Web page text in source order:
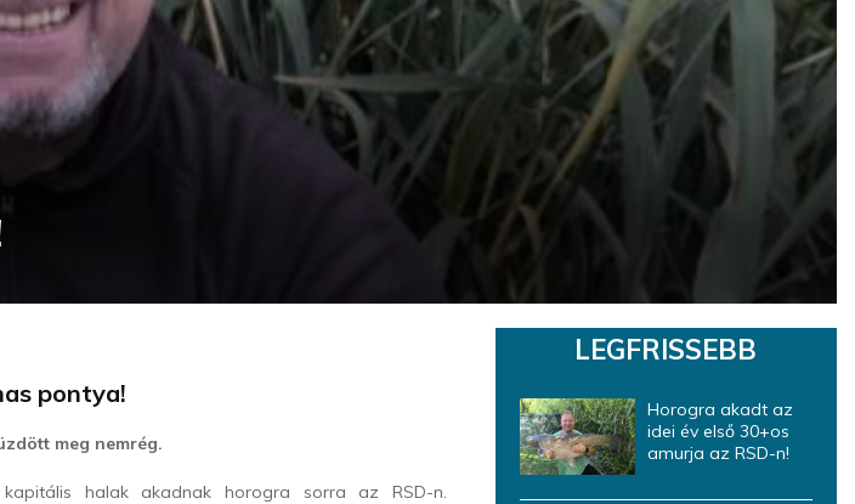
pontya!
meg nemrég.
halak akadnak horogra sorra az RSD-n.
LEGFRISSEBB
Horogra akadt az
idei év első 30+os
amurja az RSD-n!